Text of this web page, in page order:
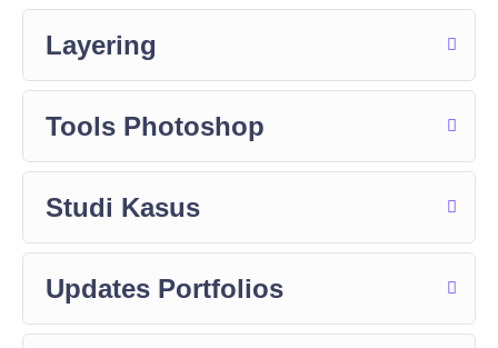
Layering
Tools Photoshop
Studi Kasus
Updates Portfolios